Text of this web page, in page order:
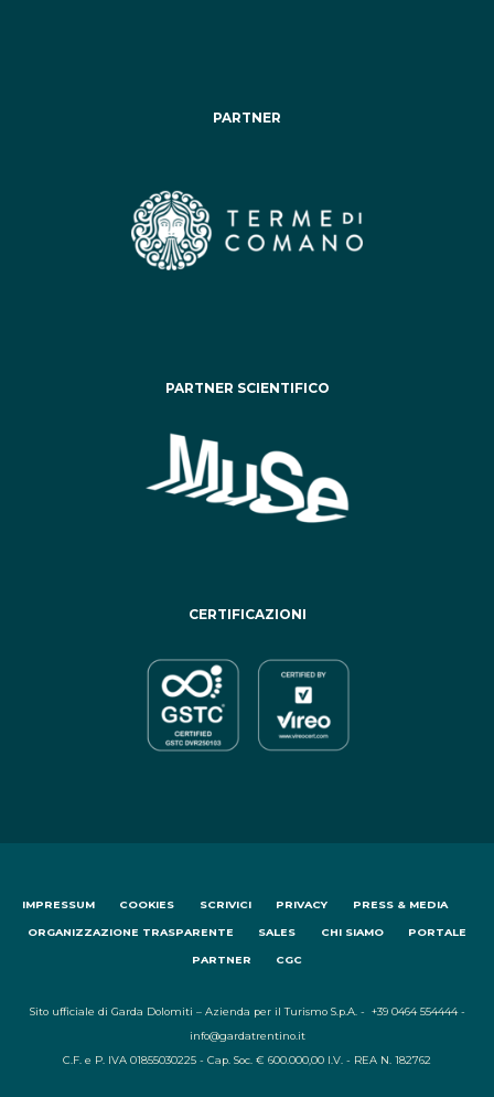
PARTNER
PARTNER SCIENTIFICO
CERTIFICAZIONI
IMPRESSUM COOKIES SCRIVICI PRIVACY PRESS & MEDIA
ORGANIZZAZIONE TRASPARENTE SALES CHI SIAMO PORTALE
PARTNER CGC
Sito ufficiale di Garda Dolomiti – Azienda per il Turismo S.p.A. - +39 0464 554444 -
info@gardatrentino.it
C.F. e P. IVA 01855030225 - Cap. Soc. € 600.000,00 I.V. - REA N. 182762